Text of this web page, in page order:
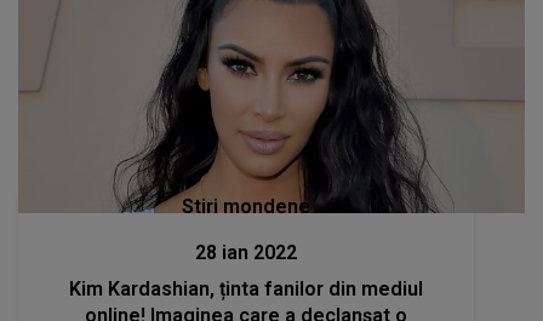
Stiri mondene
28 ian 2022
Kim Kardashian, ținta fanilor din mediul
online! Imaginea care a declanșat o